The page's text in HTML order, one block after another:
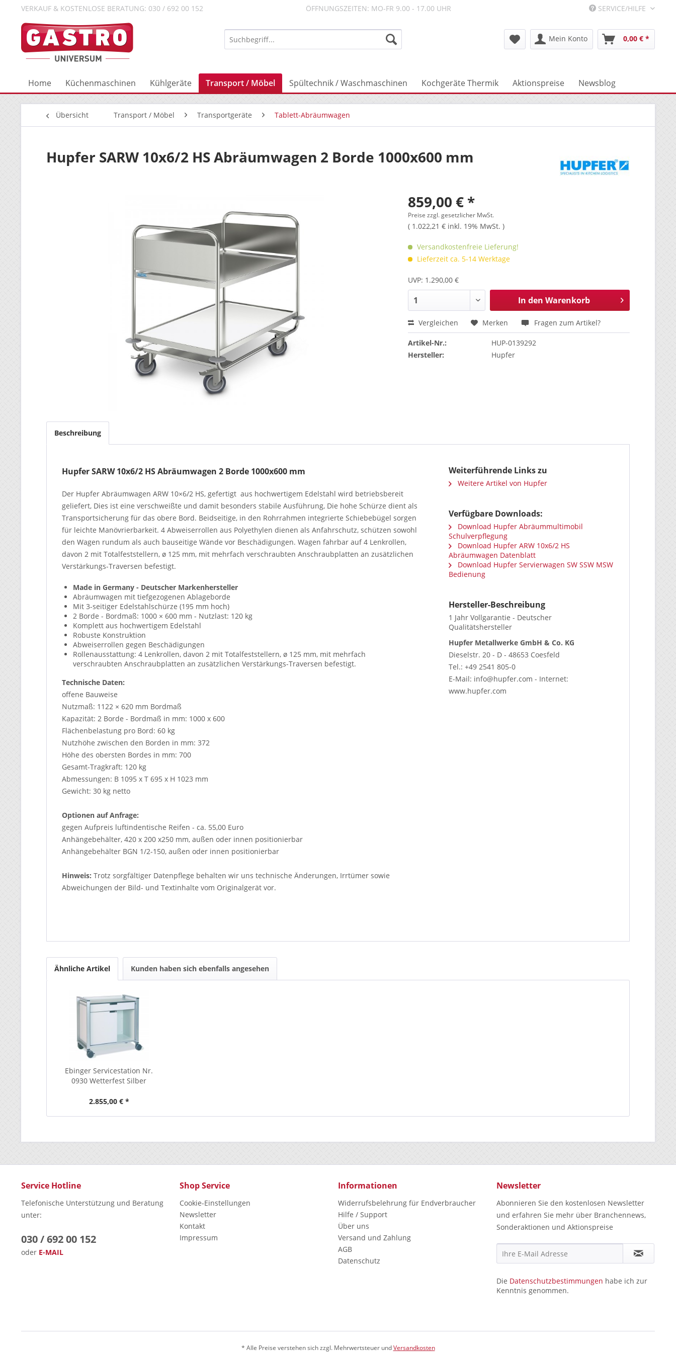
VERKAUF & KOSTENLOSE BERATUNG: 030 / 692 00 152 ÖFFNUNGSZEITEN: MO-FR 9.00 - 17.00 UHR SERVICE/HILFE
Mein Konto 0,00 € *
Home Küchenmaschinen Kühlgeräte Transport / Möbel Spültechnik / Waschmaschinen Kochgeräte Thermik Aktionspreise Newsblog
Übersicht Transport / Möbel Transportgeräte Tablett-Abräumwagen
Hupfer SARW 10x6/2 HS Abräumwagen 2 Borde 1000x600 mm
859,00 € *
Preise zzgl. gesetzlicher MwSt.
( 1.022,21 € inkl. 19% MwSt. )
Versandkostenfreie Lieferung!
Lieferzeit ca. 5-14 Werktage
UVP: 1.290,00 €
In den Warenkorb
Vergleichen Merken Fragen zum Artikel?
Artikel-Nr.:
HUP-0139292
Hersteller:
Hupfer
Beschreibung
Hupfer SARW 10x6/2 HS Abräumwagen 2 Borde 1000x600 mm
Der Hupfer Abräumwagen ARW 10×6/2 HS, gefertigt aus hochwertigem Edelstahl wird betriebsbereit
geliefert, Dies ist eine verschweißte und damit besonders stabile Ausführung, Die hohe Schürze dient als
Transportsicherung für das obere Bord. Beidseitige, in den Rohrrahmen integrierte Schiebebügel sorgen
für leichte Manövrierbarkeit. 4 Abweiserrollen aus Polyethylen dienen als Anfahrschutz, schützen sowohl
den Wagen rundum als auch bauseitige Wände vor Beschädigungen. Wagen fahrbar auf 4 Lenkrollen,
davon 2 mit Totalfeststellern, ø 125 mm, mit mehrfach verschraubten Anschraubplatten an zusätzlichen
Verstärkungs-Traversen befestigt.
Made in Germany - Deutscher Markenhersteller
Abräumwagen mit tiefgezogenen Ablageborde
Mit 3-seitiger Edelstahlschürze (195 mm hoch)
2 Borde - Bordmaß: 1000 × 600 mm - Nutzlast: 120 kg
Komplett aus hochwertigem Edelstahl
Robuste Konstruktion
Abweiserrollen gegen Beschädigungen
Rollenausstattung: 4 Lenkrollen, davon 2 mit Totalfeststellern, ø 125 mm, mit mehrfach
verschraubten Anschraubplatten an zusätzlichen Verstärkungs-Traversen befestigt.
Technische Daten:
offene Bauweise
Nutzmaß: 1122 × 620 mm Bordmaß
Kapazität: 2 Borde - Bordmaß in mm: 1000 x 600
Flächenbelastung pro Bord: 60 kg
Nutzhöhe zwischen den Borden in mm: 372
Höhe des obersten Bordes in mm: 700
Gesamt-Tragkraft: 120 kg
Abmessungen: B 1095 x T 695 x H 1023 mm
Gewicht: 30 kg netto
Optionen auf Anfrage:
gegen Aufpreis luftindentische Reifen - ca. 55,00 Euro
Anhängebehälter, 420 x 200 x250 mm, außen oder innen positionierbar
Anhängebehälter BGN 1/2-150, außen oder innen positionierbar
Hinweis: Trotz sorgfältiger Datenpflege behalten wir uns technische Änderungen, Irrtümer sowie
Abweichungen der Bild- und Textinhalte vom Originalgerät vor.
Weiterführende Links zu
Weitere Artikel von Hupfer
Verfügbare Downloads:
Download Hupfer Abräummultimobil
Schulverpflegung
Download Hupfer ARW 10x6/2 HS
Abräumwagen Datenblatt
Download Hupfer Servierwagen SW SSW MSW
Bedienung
Hersteller-Beschreibung
1 Jahr Vollgarantie - Deutscher
Qualitätshersteller
Hupfer Metallwerke GmbH & Co. KG
Dieselstr. 20 - D - 48653 Coesfeld
Tel.: +49 2541 805-0
E-Mail: info@hupfer.com - Internet:
www.hupfer.com
Ähnliche Artikel Kunden haben sich ebenfalls angesehen
Ebinger Servicestation Nr.
0930 Wetterfest Silber
2.855,00 € *
Service Hotline
Telefonische Unterstützung und Beratung
unter:
030 / 692 00 152
oder E-MAIL
Shop Service
Cookie-Einstellungen
Newsletter
Kontakt
Impressum
Informationen
Widerrufsbelehrung für Endverbraucher
Hilfe / Support
Über uns
Versand und Zahlung
AGB
Datenschutz
Newsletter
Abonnieren Sie den kostenlosen Newsletter
und erfahren Sie mehr über Branchennews,
Sonderaktionen und Aktionspreise
Die Datenschutzbestimmungen habe ich zur
Kenntnis genommen.
* Alle Preise verstehen sich zzgl. Mehrwertsteuer undVersandkosten